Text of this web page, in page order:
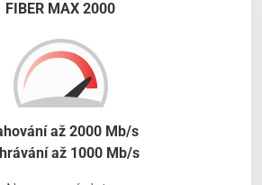
FIBER MAX 2000
až 2000 Mb/s
až 1000 Mb/s